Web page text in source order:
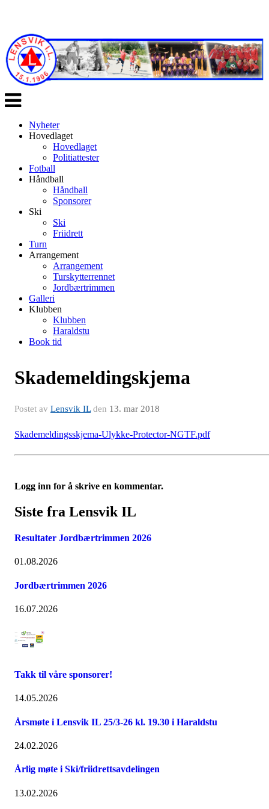
Veksle
navigasjon
Nyheter
Hovedlaget
Hovedlaget
Politiattester
Fotball
Håndball
Håndball
Sponsorer
Ski
Ski
Friidrett
Turn
Arrangement
Arrangement
Turskytterrennet
Jordbærtrimmen
Galleri
Klubben
Klubben
Haraldstu
Book tid
Skademeldingskjema
Postet av Lensvik ILden 13. mar 2018
Skademeldingsskjema-Ulykke-Protector-NGTF.pdf
Logg inn for å skrive en kommentar.
Siste fra Lensvik IL
Resultater Jordbærtrimmen 2026
01.08.2026
Jordbærtrimmen 2026
16.07.2026
Takk til våre sponsorer!
14.05.2026
Årsmøte i Lensvik IL 25/3-26 kl. 19.30 i Haraldstu
24.02.2026
Årlig møte i Ski/friidrettsavdelingen
13.02.2026